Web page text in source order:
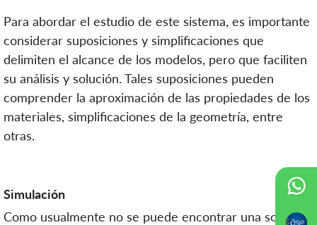
Para abordar el estudio de este sistema, es importante
considerar suposiciones y simplificaciones que
delimiten el alcance de los modelos, pero que faciliten
su análisis y solución. Tales suposiciones pueden
comprender la aproximación de las propiedades de los
materiales, simplificaciones de la geometría, entre
otras.
Simulación
Como usualmente no se puede encontrar una solución